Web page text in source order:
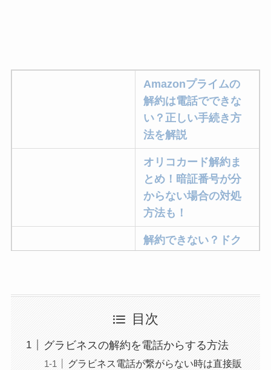
Amazonプライムの
解約は電話でできな
い？正しい手続き方
法を解説
オリコカード解約ま
とめ！暗証番号が分
からない場合の対処
方法も！
解約できない？ドク
解約方法まとめ！契
どうなる？
目次
グラビネスの解約を電話からする方法
グラビネス電話が繋がらない時は直接販